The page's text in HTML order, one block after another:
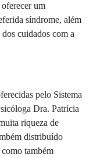
um
síndrome, além
cuidados com a
pelo Sistema
Dra. Patrícia
riqueza de
distribuído
também